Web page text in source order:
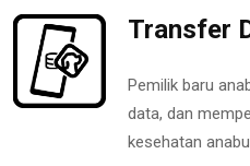
Transfer
Pemilik baru
data, dan
kesehatan